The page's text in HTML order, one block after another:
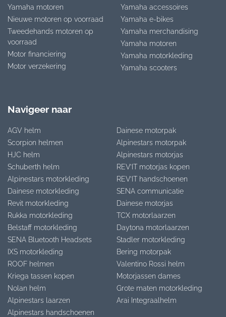
Yamaha motoren
Nieuwe motoren op voorraad
Tweedehands motoren op
voorraad
Motor financiering
Motor verzekering
Yamaha accessoires
Yamaha e-bikes
Yamaha merchandising
Yamaha motoren
Yamaha motorkleding
Yamaha scooters
Navigeer naar
AGV helm
Scorpion helmen
HJC helm
Schuberth helm
Alpinestars motorkleding
Dainese motorkleding
Revit motorkleding
Rukka motorkleding
Belstaff motorkleding
SENA Bluetooth Headsets
IXS motorkleding
ROOF helmen
Kriega tassen kopen
Nolan helm
Alpinestars laarzen
Alpinestars handschoenen
Dainese motorpak
Alpinestars motorpak
Alpinestars motorjas
REV’IT motorjas kopen
REV’IT handschoenen
SENA communicatie
Dainese motorjas
TCX motorlaarzen
Daytona motorlaarzen
Stadler motorkleding
Bering motorpak
Valentino Rossi helm
Motorjassen dames
Grote maten motorkleding
Arai Integraalhelm